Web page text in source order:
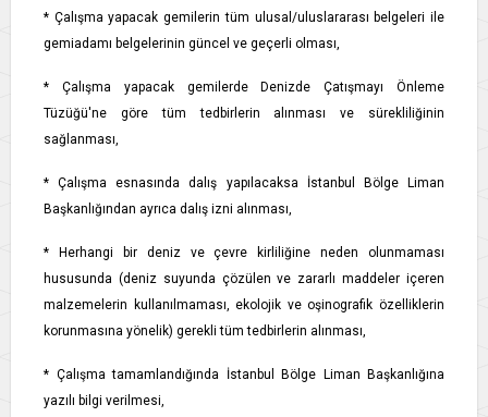
* Çalışma yapacak gemilerin tüm ulusal/uluslararası belgeleri ile
gemiadamı belgelerinin güncel ve geçerli olması,
* Çalışma yapacak gemilerde Denizde Çatışmayı Önleme
Tüzüğü'ne göre tüm tedbirlerin alınması ve sürekliliğinin
sağlanması,
* Çalışma esnasında dalış yapılacaksa İstanbul Bölge Liman
Başkanlığından ayrıca dalış izni alınması,
* Herhangi bir deniz ve çevre kirliliğine neden olunmaması
hususunda (deniz suyunda çözülen ve zararlı maddeler içeren
malzemelerin kullanılmaması, ekolojik ve oşinografik özelliklerin
korunmasına yönelik) gerekli tüm tedbirlerin alınması,
* Çalışma tamamlandığında İstanbul Bölge Liman Başkanlığına
yazılı bilgi verilmesi,